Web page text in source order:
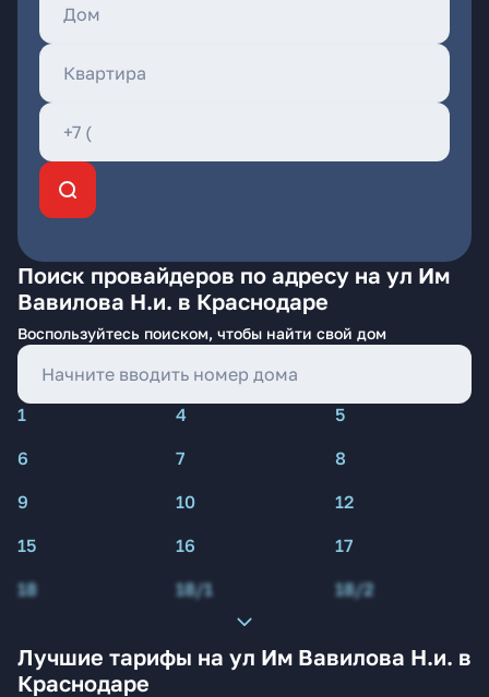
Поиск провайдеров по адресу на ул Им
Вавилова Н.и. в Краснодаре
Воспользуйтесь поиском, чтобы найти свой дом
1 4
5
6
7
8
9
10
12
15
16
17
18
18/1 18/2
Лучшие тарифы на ул Им Вавилова Н.и. в
Краснодаре